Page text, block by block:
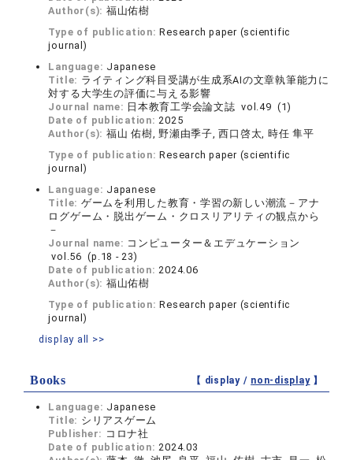
Author(s): 福山佑樹
Type of publication:Research paper (scientific
journal)
Language: Japanese
Title: ライティング科目受講が生成系AIの文章執筆能力に
対する大学生の評価に与える影響
Journal name: 日本教育工学会論文誌 vol.49 (1)
Date of publication: 2025
Author(s): 福山 佑樹, 野瀬由季子, 西口啓太, 時任 隼平
Type of publication:Research paper (scientific
journal)
Language: Japanese
Title: ゲームを利用した教育・学習の新しい潮流－アナ
ログゲーム・脱出ゲーム・クロスリアリティの観点から
－
Journal name: コンピューター＆エデュケーション
vol.56 (p.18 - 23)
Date of publication: 2024.06
Author(s): 福山佑樹
Type of publication:Research paper (scientific
journal)
display all >>
Books 【 display / non-display】
Language: Japanese
Title: シリアスゲーム
Publisher: コロナ社
Date of publication: 2024.03